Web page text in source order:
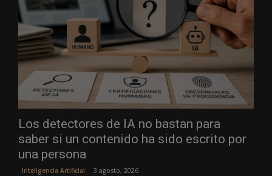
Los detectores de IA no bastan para
saber si un contenido ha sido escrito por
una persona
Inteligencia Artificial 3 agosto, 2026